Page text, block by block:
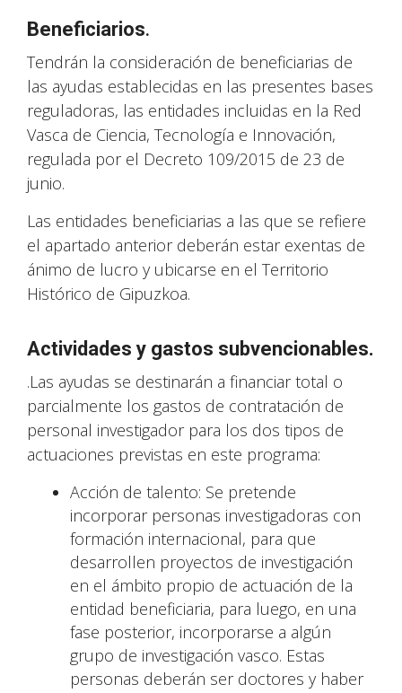
Beneficiarios.
Tendrán la consideración de beneficiarias de
las ayudas establecidas en las presentes bases
reguladoras, las entidades incluidas en la Red
Vasca de Ciencia, Tecnología e Innovación,
regulada por el Decreto 109/2015 de 23 de
junio.
Las entidades beneficiarias a las que se refiere
el apartado anterior deberán estar exentas de
ánimo de lucro y ubicarse en el Territorio
Histórico de Gipuzkoa.
Actividades y gastos subvencionables.
.Las ayudas se destinarán a financiar total o
parcialmente los gastos de contratación de
personal investigador para los dos tipos de
actuaciones previstas en este programa:
Acción de talento: Se pretende
incorporar personas investigadoras con
formación internacional, para que
desarrollen proyectos de investigación
en el ámbito propio de actuación de la
entidad beneficiaria, para luego, en una
fase posterior, incorporarse a algún
grupo de investigación vasco. Estas
personas deberán ser doctores y haber